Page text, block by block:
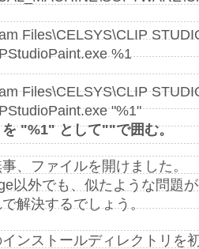
Files\CELSYS\CLIP
%1
Files\CELSYS\CLIP
"%1"
を "%1" として""で囲む。
、ファイルを開けました。
以外でも、似たような問題
解決するでしょう。
ンストールディレクトリを